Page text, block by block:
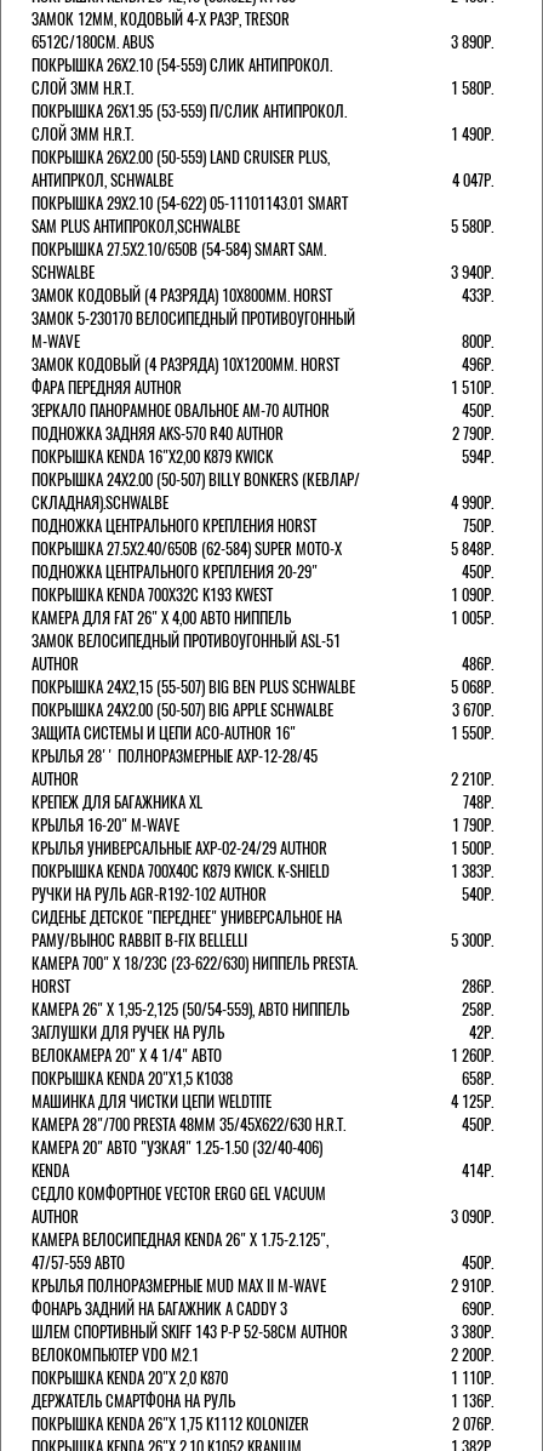
ЗАМОК 12ММ, КОДОВЫЙ 4-Х РАЗР, TRESOR
6512C/180СМ. ABUS
3 890Р.
ПОКРЫШКА 26X2.10 (54-559) СЛИК АНТИПРОКОЛ.
СЛОЙ 3ММ H.R.T.
1 580Р.
ПОКРЫШКА 26X1.95 (53-559) П/СЛИК АНТИПРОКОЛ.
СЛОЙ 3ММ H.R.T.
1 490Р.
ПОКРЫШКА 26X2.00 (50-559) LAND CRUISER PLUS,
АНТИПРКОЛ, SCHWALBE
4 047Р.
ПОКРЫШКА 29X2.10 (54-622) 05-11101143.01 SMART
SAM PLUS АНТИПРОКОЛ,SCHWALBE
5 580Р.
ПОКРЫШКА 27.5X2.10/650B (54-584) SMART SAM.
SCHWALBE
3 940Р.
ЗАМОК КОДОВЫЙ (4 РАЗРЯДА) 10Х800ММ. HORST
433Р.
ЗАМОК 5-230170 ВЕЛОСИПЕДНЫЙ ПРОТИВОУГОННЫЙ
M-WAVE
800Р.
ЗАМОК КОДОВЫЙ (4 РАЗРЯДА) 10Х1200ММ. HORST
496Р.
ФАРА ПЕРЕДНЯЯ AUTHOR
1 510Р.
ЗЕРКАЛО ПАНОРАМНОЕ ОВАЛЬНОЕ AM-70 AUTHOR
450Р.
ПОДНОЖКА ЗАДНЯЯ AKS-570 R40 AUTHOR
2 790Р.
ПОКРЫШКА KENDA 16"Х2,00 K879 KWICK
594Р.
ПОКРЫШКА 24X2.00 (50-507) BILLY BONKERS (КЕВЛАР/
СКЛАДНАЯ).SCHWALBE
4 990Р.
ПОДНОЖКА ЦЕНТРАЛЬНОГО КРЕПЛЕНИЯ HORST
750Р.
ПОКРЫШКА 27.5X2.40/650B (62-584) SUPER MOTO-X
5 848Р.
ПОДНОЖКА ЦЕНТРАЛЬНОГО КРЕПЛЕНИЯ 20-29"
450Р.
ПОКРЫШКА KENDA 700Х32С K193 KWEST
1 090Р.
КАМЕРА ДЛЯ FAT 26" X 4,00 АВТО НИППЕЛЬ
1 005Р.
ЗАМОК ВЕЛОСИПЕДНЫЙ ПРОТИВОУГОННЫЙ ASL-51
AUTHOR
486Р.
ПОКРЫШКА 24X2,15 (55-507) BIG BEN PLUS SCHWALBE
5 068Р.
ПОКРЫШКА 24X2.00 (50-507) BIG APPLE SCHWALBE
3 670Р.
ЗАЩИТА СИСТЕМЫ И ЦЕПИ ACO-AUTHOR 16"
1 550Р.
КРЫЛЬЯ 28'' ПОЛНОРАЗМЕРНЫЕ AXP-12-28/45
AUTHOR
2 210Р.
КРЕПЕЖ ДЛЯ БАГАЖНИКА XL
748Р.
КРЫЛЬЯ 16-20" M-WAVE
1 790Р.
КРЫЛЬЯ УНИВЕРСАЛЬНЫЕ AXP-02-24/29 AUTHOR
1 500Р.
ПОКРЫШКА KENDA 700Х40С K879 KWICK. K-SHIELD
1 383Р.
РУЧКИ НА РУЛЬ AGR-R192-102 AUTHOR
540Р.
СИДЕНЬЕ ДЕТСКОЕ "ПЕРЕДНЕЕ" УНИВЕРСАЛЬНОЕ НА
РАМУ/ВЫНОС RABBIT B-FIX BELLELLI
5 300Р.
КАМЕРА 700" Х 18/23C (23-622/630) НИППЕЛЬ PRESTA.
HORST
286Р.
КАМЕРА 26" X 1,95-2,125 (50/54-559), АВТО НИППЕЛЬ
258Р.
ЗАГЛУШКИ ДЛЯ РУЧЕК НА РУЛЬ
42Р.
ВЕЛОКАМЕРА 20" Х 4 1/4" АВТО
1 260Р.
ПОКРЫШКА KENDA 20"Х1,5 K1038
658Р.
МАШИНКА ДЛЯ ЧИСТКИ ЦЕПИ WELDTITE
4 125Р.
КАМЕРА 28"/700 PRESTA 48ММ 35/45Х622/630 H.R.T.
450Р.
КАМЕРА 20" АВТО "УЗКАЯ" 1.25-1.50 (32/40-406)
KENDA
414Р.
СЕДЛО КОМФОРТНОЕ VECTOR ERGO GEL VACUUM
AUTHOR
3 090Р.
КАМЕРА ВЕЛОСИПЕДНАЯ KENDA 26" Х 1.75-2.125",
47/57-559 АВТО
450Р.
КРЫЛЬЯ ПОЛНОРАЗМЕРНЫЕ MUD MAX II M-WAVE
2 910Р.
ФОНАРЬ ЗАДНИЙ НА БАГАЖНИК A CADDY 3
690Р.
ШЛЕМ СПОРТИВНЫЙ SKIFF 143 Р-Р 52-58СМ AUTHOR
3 380Р.
ВЕЛОКОМПЬЮТЕР VDO M2.1
2 200Р.
ПОКРЫШКА KENDA 20"Х 2,0 K870
1 110Р.
ДЕРЖАТЕЛЬ СМАРТФОНА НА РУЛЬ
1 136Р.
ПОКРЫШКА KENDA 26"Х 1,75 K1112 KOLONIZER
2 076Р.
ПОКРЫШКА KENDA 26"Х 2,10 K1052 KRANIUM
1 382Р.